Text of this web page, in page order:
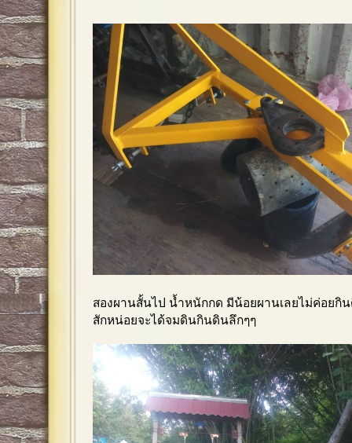
สองผานสั้นไป น้ำหนักกด มีน้อยผานเลยไม่ค่อยกิ
สักหน่อยจะได้จมดินกินดินลึกๆๆ